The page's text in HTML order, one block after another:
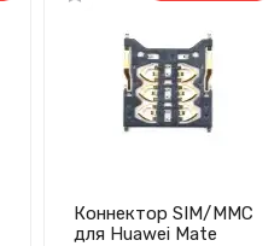
Коннектор SIM/MMC
для Huawei Mate